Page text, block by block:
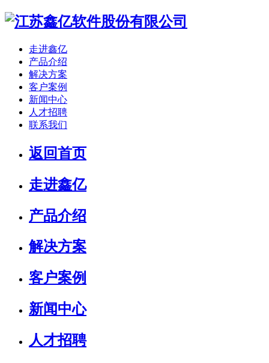
走进鑫亿
产品介绍
解决方案
客户案例
新闻中心
人才招聘
联系我们
返回首页
走进鑫亿
产品介绍
解决方案
客户案例
新闻中心
人才招聘